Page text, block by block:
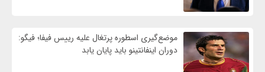
موضع‌گیری اسطوره پرتغال علیه رییس فیفا؛ فیگو:
دوران اینفانتینو باید پایان یابد